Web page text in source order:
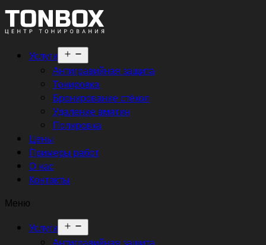
Услуги
меню
Антигравийная защита
Тонировка
Бронирование стёкол
Удаление вмятин
Полировка
Цены
Примеры работ
О нас
Контакты
Меню
Услуги
меню